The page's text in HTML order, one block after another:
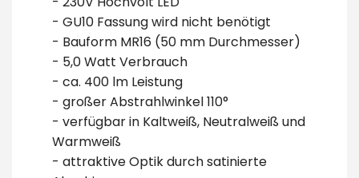
- GU10 Fassung wird nicht benötigt
- Bauform MR16 (50 mm Durchmesser)
- 5,0Watt Verbrauch
- ca. 400 lm Leistung
- großer Abstrahlwinkel 110°
- verfügbar in Kaltweiß, Neutralweiß und
Warmweiß
- attraktive Optik durch satinierte